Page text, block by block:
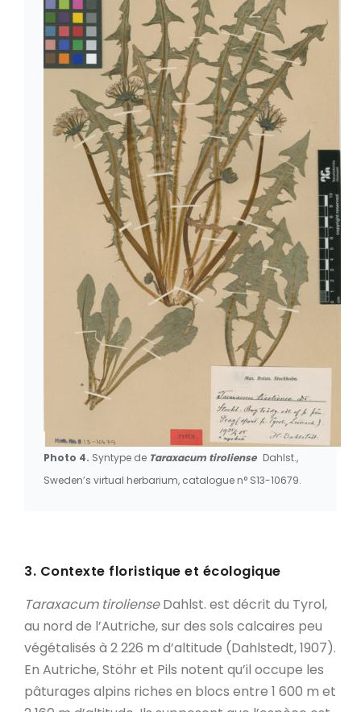
Photo 4. Syntype de Taraxacum tiroliense Dahlst.,
Sweden’s virtual herbarium, catalogue n° S13-10679.
3. Contexte floristique et écologique
Taraxacum tirolienseDahlst. est décrit du Tyrol,
au nord de l’Autriche, sur des sols calcaires peu
végétalisés à 2 226 m d’altitude (Dahlstedt, 1907).
En Autriche, Stöhr et Pils notent qu’il occupe les
pâturages alpins riches en blocs entre 1 600 m et